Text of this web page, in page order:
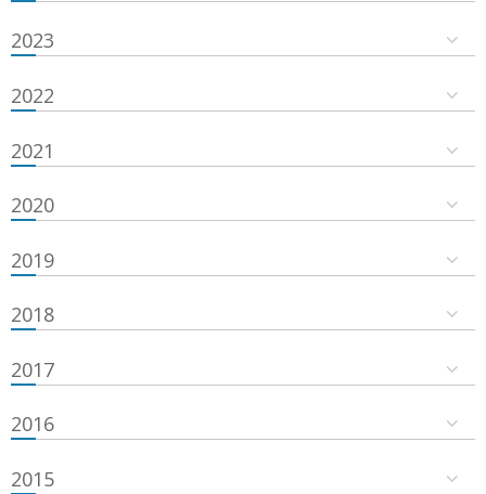
2023
2022
2021
2020
2019
2018
2017
2016
2015